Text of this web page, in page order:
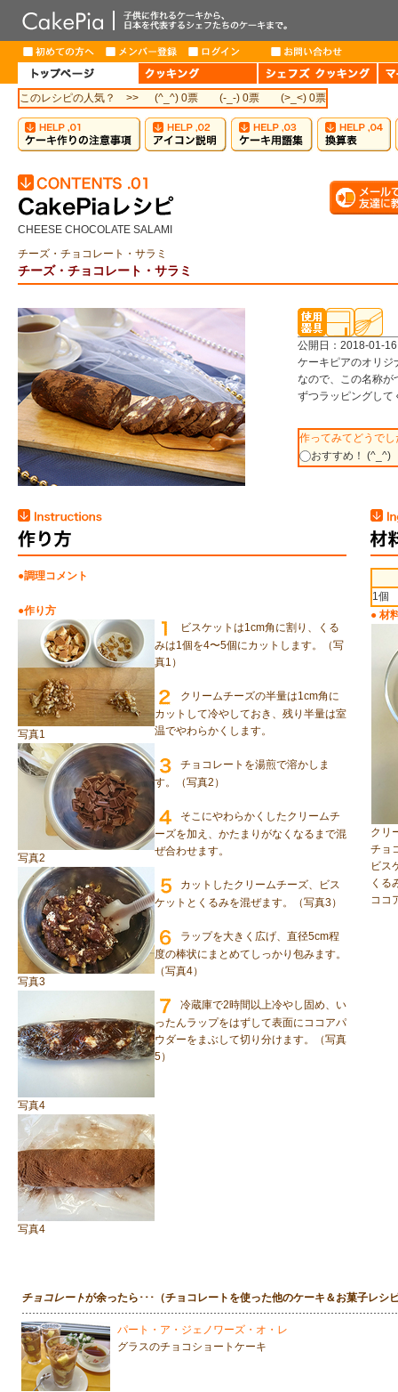
このレシピの人気？ >> (^_^) 0票 (-_-) 0票 (>_<) 0票
CHEESE CHOCOLATE SALAMI
チーズ・チョコレート・サラミ
チーズ・チョコレート・サラミ
公開日：2018-01-16
ケーキピアのオリジ
なので、この名称が
ずつラッピングして
作ってみてどうでし
おすすめ！ (^_^)
●調理コメント
●作り方
写真1
写真2
写真3
写真4
写真4
ビスケットは1cm角に割り、くる
みは1個を4〜5個にカットします。（写
真1）
クリームチーズの半量は1cm角に
カットして冷やしておき、残り半量は室
温でやわらかくします。
チョコレートを湯煎で溶かしま
す。（写真2）
そこにやわらかくしたクリームチ
ーズを加え、かたまりがなくなるまで混
ぜ合わせます。
カットしたクリームチーズ、ビス
ケットとくるみを混ぜます。（写真3）
ラップを大きく広げ、直径5cm程
度の棒状にまとめてしっかり包みます。
（写真4）
冷蔵庫で2時間以上冷やし固め、い
ったんラップをはずして表面にココアパ
ウダーをまぶして切り分けます。（写真
5）
1個
● 材
クリ
チョ
ビス
くる
ココ
チョコレートが余ったら･･･（チョコレートを使った他のケーキ＆お菓子レシ
パート・ア・ジェノワーズ・オ・レ
グラスのチョコショートケーキ